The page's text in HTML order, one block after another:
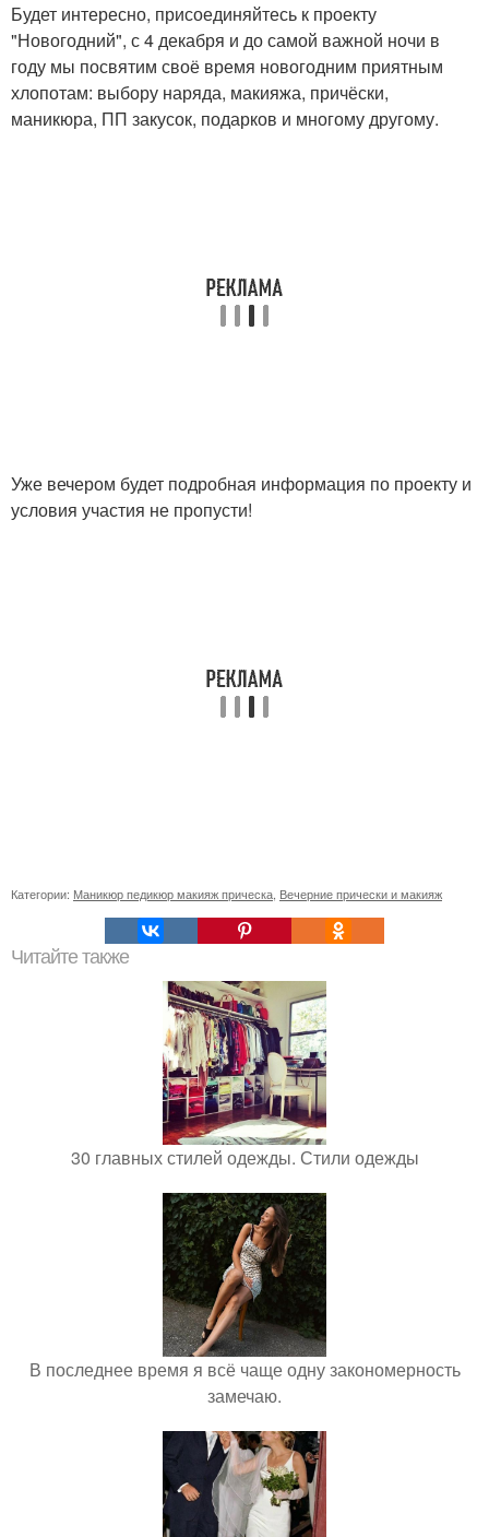
Будет интересно, присоединяйтесь к проекту
"Новогодний", с 4 декабря и до самой важной ночи в
году мы посвятим своё время новогодним приятным
хлопотам: выбору наряда, макияжа, причёски,
маникюра, ПП закусок, подарков и многому другому.
Уже вечером будет подробная информация по проекту и
условия участия не пропусти!
Категории: Маникюр педикюр макияж прическа, Вечерние прически и макияж
Читайте также
30 главных стилей одежды. Стили одежды
В последнее время я всё чаще одну закономерность
замечаю.